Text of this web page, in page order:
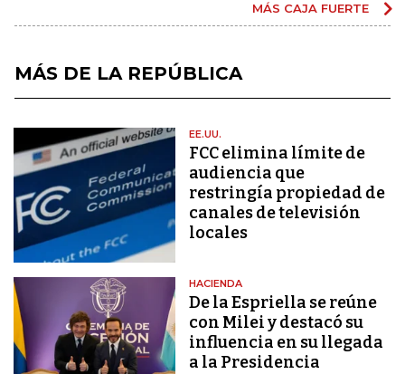
MÁS CAJA FUERTE
MÁS DE LA REPÚBLICA
EE.UU.
FCC elimina límite de
audiencia que
restringía propiedad de
canales de televisión
locales
HACIENDA
De la Espriella se reúne
con Milei y destacó su
influencia en su llegada
a la Presidencia